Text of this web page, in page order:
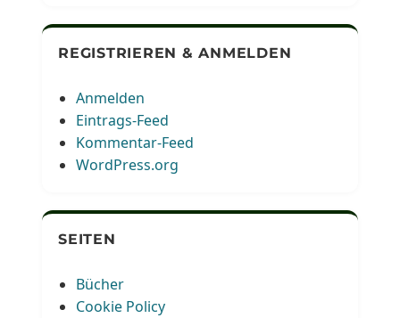
REGISTRIEREN & ANMELDEN
Anmelden
Eintrags-Feed
Kommentar-Feed
WordPress.org
SEITEN
Bücher
Cookie Policy